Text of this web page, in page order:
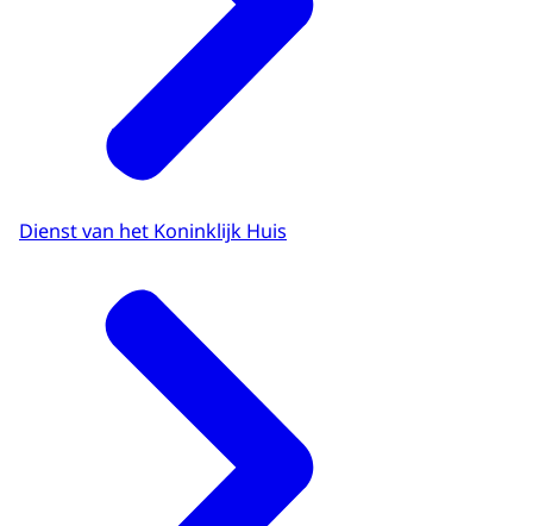
Dienst van het Koninklijk Huis